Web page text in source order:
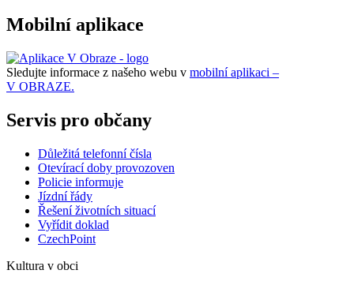
Mobilní aplikace
Sledujte informace z našeho webu v mobilní aplikaci –
V OBRAZE.
Servis pro občany
Důležitá telefonní čísla
Otevírací doby provozoven
Policie informuje
Jízdní řády
Řešení životních situací
Vyřídit doklad
CzechPoint
Kultura v obci